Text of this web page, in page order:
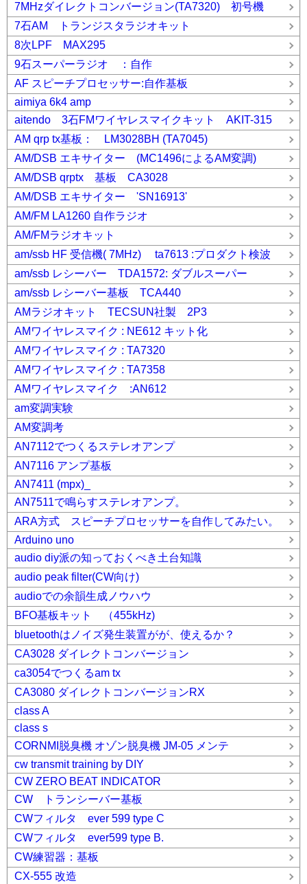
7MHzダイレクトコンバージョン(TA7320) 初号機
7石AM トランジスタラジオキット
8次LPF MAX295
9石スーパーラジオ ：自作
AF スピーチプロセッサー:自作基板
aimiya 6k4 amp
aitendo 3石FMワイヤレスマイクキット AKIT-315
AM qrp tx基板： LM3028BH (TA7045)
AM/DSB エキサイター (MC1496によるAM変調)
AM/DSB qrptx 基板 CA3028
AM/DSB エキサイター 'SN16913'
AM/FM LA1260 自作ラジオ
AM/FMラジオキット
am/ssb HF 受信機( 7MHz) ta7613 :プロダクト検波
am/ssb レシーバー TDA1572: ダブルスーパー
am/ssb レシーバー基板 TCA440
AMラジオキット TECSUN社製 2P3
AMワイヤレスマイク : NE612 キット化
AMワイヤレスマイク : TA7320
AMワイヤレスマイク : TA7358
AMワイヤレスマイク :AN612
am変調実験
AM変調考
AN7112でつくるステレオアンプ
AN7116 アンプ基板
AN7411 (mpx)_
AN7511で鳴らすステレオアンプ。
ARA方式 スピーチプロセッサーを自作してみたい。
Arduino uno
audio diy派の知っておくべき土台知識
audio peak filter(CW向け)
audioでの余韻生成ノウハウ
BFO基板キット （455kHz)
bluetoothはノイズ発生装置がが、使えるか？
CA3028 ダイレクトコンバージョン
ca3054でつくるam tx
CA3080 ダイレクトコンバージョンRX
class A
class s
CORNMI脱臭機 オゾン脱臭機 JM-05 メンテ
cw transmit training by DIY
CW ZERO BEAT INDICATOR
CW トランシーバー基板
CWフィルタ ever 599 type C
CWフィルタ ever599 type B.
CW練習器：基板
CX-555 改造